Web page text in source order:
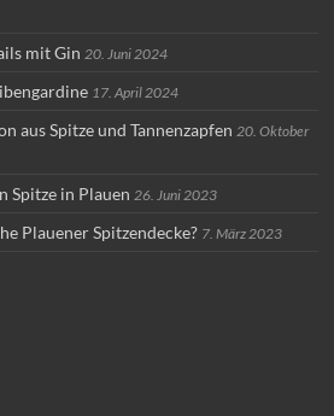
mit Gin 20. Juni 2024
17. April 2024
aus Spitze und Tannenzapfen 20. Oktober
Spitze in Plauen 26. Juni 2023
Plauener Spitzendecke? 7. März 2023